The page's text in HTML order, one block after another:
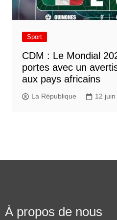
Sport
CDM : Le Mondial
portes avec un
aux pays africains
La République 12
À propos de nous